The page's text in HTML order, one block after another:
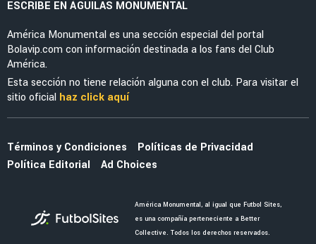
MERCADO
América ya le puso precio a Brian Rodríguez
ante el interés de clubes brasileños